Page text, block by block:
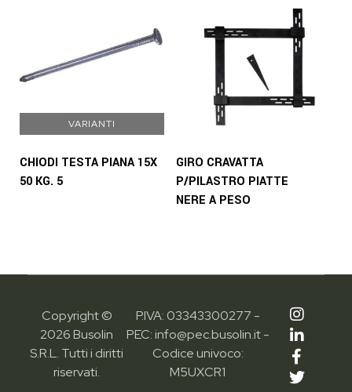
VARIANTI
CHIODI TESTA PIANA 15X
50 KG. 5
GIRO CRAVATTA
P/PILASTRO PIATTE
NERE A PESO
Copyright ©
2026 Busolin
S.R.L. Tutti i diritti
riservati.
P.IVA: 03343300277 -
PEC: info@pec.busolin.it -
Codice univoco:
M5UXCR1